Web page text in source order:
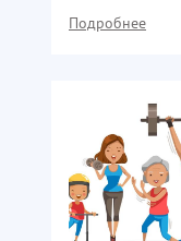
Подробнее